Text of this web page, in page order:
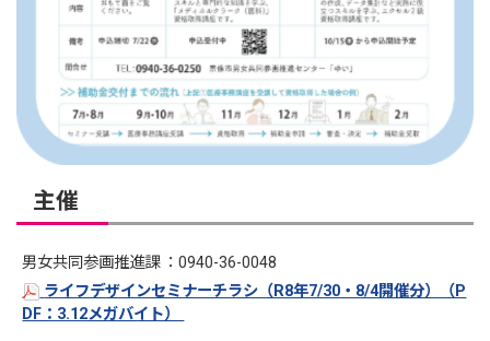
主催
男女共同参画推進課 ：0940-36-0048
ライフデザインセミナーチラシ（R8年7/30・8/4開催分）（P
DF：3.12メガバイト）